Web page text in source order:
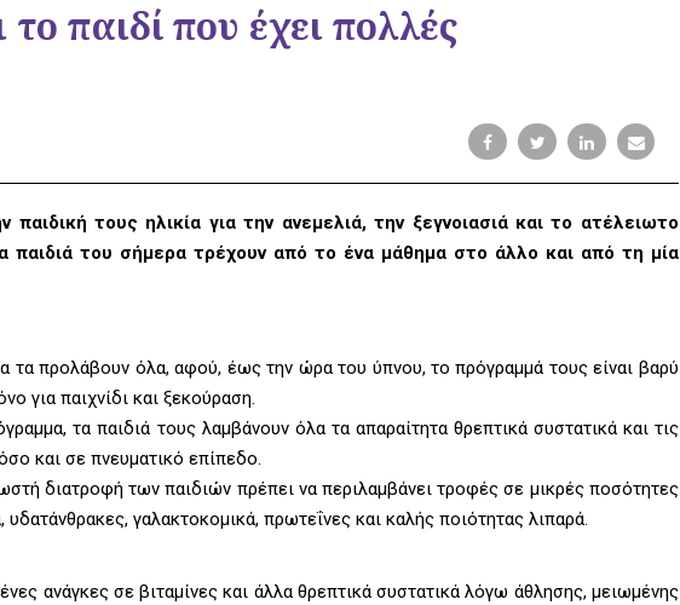
το παιδί που έχει πολλές
τους ηλικία για την ανεμελιά, την ξεγνοιασιά και το ατέλειωτο
παιδιά του σήμερα τρέχουν από το ένα μάθημα στο άλλο και από τη μία
τα προλάβουν όλα, αφού, έως την ώρα του ύπνου, το πρόγραμμά τους είναι βαρύ
για παιχνίδι και ξεκούραση.
τα παιδιά τους λαμβάνουν όλα τα απαραίτητα θρεπτικά συστατικά και τις
και σε πνευματικό επίπεδο.
διατροφή των παιδιών πρέπει να περιλαμβάνει τροφές σε μικρές ποσότητες
γαλακτοκομικά, πρωτεΐνες και καλής ποιότητας λιπαρά.
ανάγκες σε βιταμίνες και άλλα θρεπτικά συστατικά λόγω άθλησης, μειωμένης